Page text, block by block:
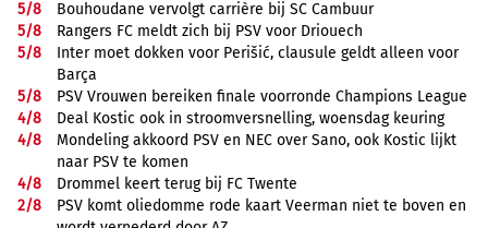
5/8
Bouhoudane vervolgt carrière bij SC Cambuur
5/8
Rangers FC meldt zich bij PSV voor Driouech
5/8
Inter moet dokken voor Perišić, clausule geldt alleen voor
Barça
5/8
PSV Vrouwen bereiken finale voorronde Champions League
4/8
Deal Kostic ook in stroomversnelling, woensdag keuring
4/8
Mondeling akkoord PSV en NEC over Sano, ook Kostic lijkt
naar PSV te komen
4/8
Drommel keert terug bij FC Twente
2/8
PSV komt oliedomme rode kaart Veerman niet te boven en